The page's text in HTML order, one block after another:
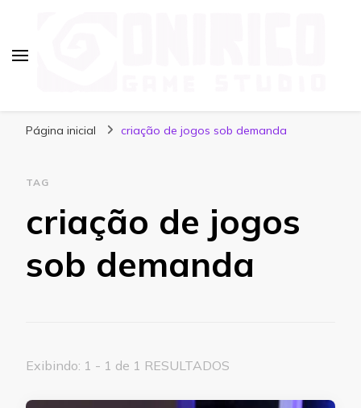
Página inicial criação de jogos sob demanda
TAG
criação de jogos
sob demanda
Exibindo: 1 - 1 de 1 RESULTADOS